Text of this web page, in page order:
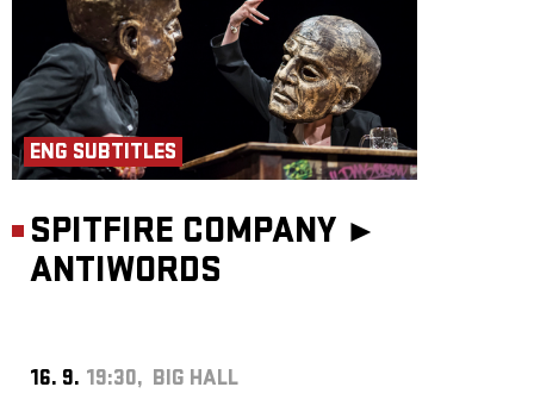
ENG SUBTITLES
SPITFIRE COMPANY ►
ANTIWORDS
16. 9. 19:30, BIG HALL